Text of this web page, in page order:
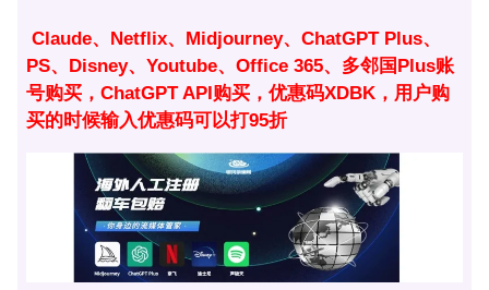
Claude、Netflix、Midjourney、ChatGPT Plus、
PS、Disney、Youtube、Office 365、多邻国Plus账
号购买，ChatGPT API购买，优惠码XDBK，用户购
买的时候输入优惠码可以打95折